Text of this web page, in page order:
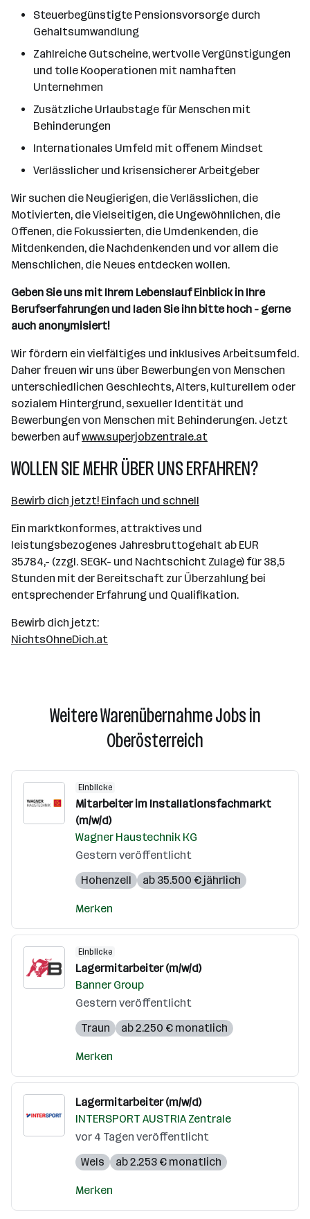
Steuerbegünstigte Pensionsvorsorge durch
Gehaltsumwandlung
Zahlreiche Gutscheine, wertvolle Vergünstigungen
und tolle Kooperationen mit namhaften
Unternehmen
Zusätzliche Urlaubstage für Menschen mit
Behinderungen
Internationales Umfeld mit offenem Mindset
Verlässlicher und krisensicherer Arbeitgeber
Wir suchen die Neugierigen, die Verlässlichen, die
Motivierten, die Vielseitigen, die Ungewöhnlichen, die
Offenen, die Fokussierten, die Umdenkenden, die
Mitdenkenden, die Nachdenkenden und vor allem die
Menschlichen, die Neues entdecken wollen.
Geben Sie uns mit Ihrem Lebenslauf Einblick in Ihre
Berufserfahrungen und laden Sie ihn bitte hoch - gerne
auch anonymisiert!
Wir fördern ein vielfältiges und inklusives Arbeitsumfeld.
Daher freuen wir uns über Bewerbungen von Menschen
unterschiedlichen Geschlechts, Alters, kulturellem oder
sozialem Hintergrund, sexueller Identität und
Bewerbungen von Menschen mit Behinderungen. Jetzt
bewerben aufwww.superjobzentrale.at
WOLLEN SIE MEHR ÜBER UNS ERFAHREN?
Bewirb dich jetzt! Einfach und schnell
Ein marktkonformes, attraktives und
leistungsbezogenes Jahresbruttogehalt ab EUR
35.784,- (zzgl. SEGK- und Nachtschicht Zulage) für 38,5
Stunden mit der Bereitschaft zur Überzahlung bei
entsprechender Erfahrung und Qualifikation.
Bewirb dich jetzt:
NichtsOhneDich.at
Weitere Warenübernahme Jobs in
Oberösterreich
Einblicke
Mitarbeiter im Installationsfachmarkt
(m/w/d)
Wagner Haustechnik KG
Gestern veröffentlicht
Hohenzell
ab 35.500 € jährlich
Merken
Einblicke
Lagermitarbeiter (m/w/d)
Banner Group
Gestern veröffentlicht
Traun
ab 2.250 € monatlich
Merken
Lagermitarbeiter (m/w/d)
INTERSPORT AUSTRIA Zentrale
vor 4 Tagen veröffentlicht
Wels
ab 2.253 € monatlich
Merken